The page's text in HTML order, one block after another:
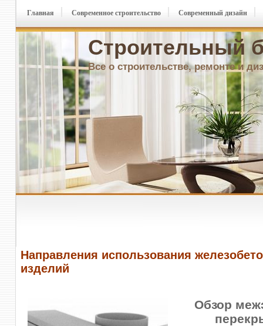
Строительный
Все о строительстве, ремонте и
Главная Современное строительство Современный дизайн
Направления использования
изделий
Обзор